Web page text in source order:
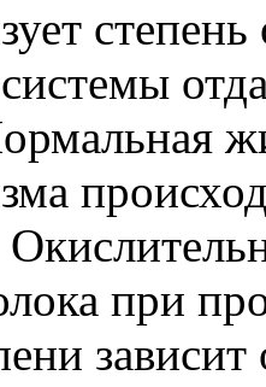
при
зависит